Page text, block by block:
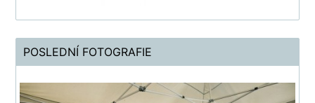
POSLEDNÍ FOTOGRAFIE